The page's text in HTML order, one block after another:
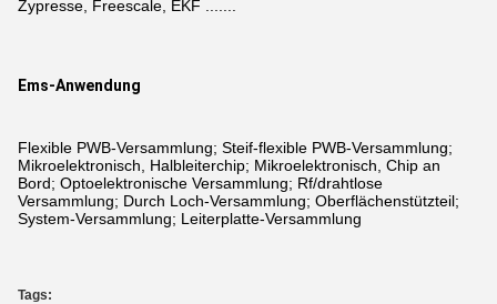
Zypresse, Freescale, EKF .......
Ems-Anwendung
Flexible PWB-Versammlung; Steif-flexible PWB-Versammlung;
Mikroelektronisch, Halbleiterchip; Mikroelektronisch, Chip an
Bord; Optoelektronische Versammlung; Rf/drahtlose
Versammlung; Durch Loch-Versammlung; Oberflächenstützteil;
System-Versammlung; Leiterplatte-Versammlung
Tags: